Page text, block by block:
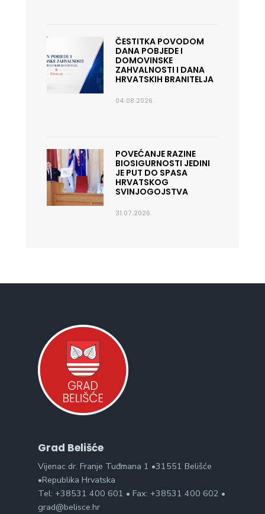
ČESTITKA POVODOM
DANA POBJEDE I
DOMOVINSKE
ZAHVALNOSTI I DANA
HRVATSKIH BRANITELJA
04.08.2026.
POVEĆANJE RAZINE
BIOSIGURNOSTI JEDINI
JE PUT DO SPASA
HRVATSKOG
SVINJOGOJSTVA
31.07.2026.
Grad Belišće
Vijenac dr. Franje Tuđmana 1 •31551 Belišće
•Republika Hrvatska
Tel: +38531 400 601 • Fax: +38531 400 602 •
grad@belisce.hr